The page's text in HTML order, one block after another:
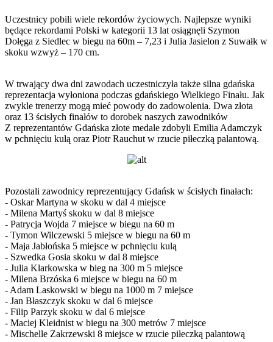
Uczestnicy pobili wiele rekordów życiowych. Najlepsze wyniki
będące rekordami Polski w kategorii 13 lat osiągnęli Szymon
Dołęga z Siedlec w biegu na 60m – 7,23 i Julia Jasielon z Suwałk w
skoku wzwyż – 170 cm.
W trwający dwa dni zawodach uczestniczyła także silna gdańska
reprezentacja wyłoniona podczas gdańskiego Wielkiego Finału. Jak
zwykle trenerzy mogą mieć powody do zadowolenia. Dwa złota
oraz 13 ścisłych finałów to dorobek naszych zawodników
Z reprezentantów Gdańska złote medale zdobyli Emilia Adamczyk
w pchnięciu kulą oraz Piotr Rauchut w rzucie piłeczką palantową.
Pozostali zawodnicy reprezentujący Gdańsk w ścisłych finałach:
- Oskar Martyna w skoku w dal 4 miejsce
- Milena Martyś skoku w dal 8 miejsce
- Patrycja Wojda 7 miejsce w biegu na 60 m
- Tymon Wilczewski 5 miejsce w biegu na 60 m
- Maja Jabłońska 5 miejsce w pchnięciu kulą
- Szwedka Gosia skoku w dal 8 miejsce
- Julia Klarkowska w bieg na 300 m 5 miejsce
- Milena Brzóska 6 miejsce w biegu na 60 m
- Adam Laskowski w biegu na 1000 m 7 miejsce
- Jan Błaszczyk skoku w dal 6 miejsce
- Filip Parzyk skoku w dal 6 miejsce
- Maciej Kleidnist w biegu na 300 metrów 7 miejsce
- Mischelle Zakrzewski 8 miejsce w rzucie piłeczką palantową